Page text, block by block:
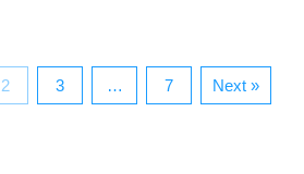
2 3 … 7 Next »